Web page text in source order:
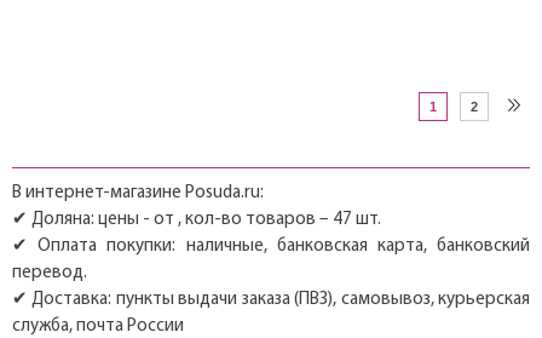
1 2
В интернет-магазине Posuda.ru:
✔ Доляна: цены - от , кол-во товаров – 47 шт.
✔ Оплата покупки: наличные, банковская карта, банковский
перевод.
✔ Доставка: пункты выдачи заказа (ПВЗ), самовывоз, курьерская
служба, почта России